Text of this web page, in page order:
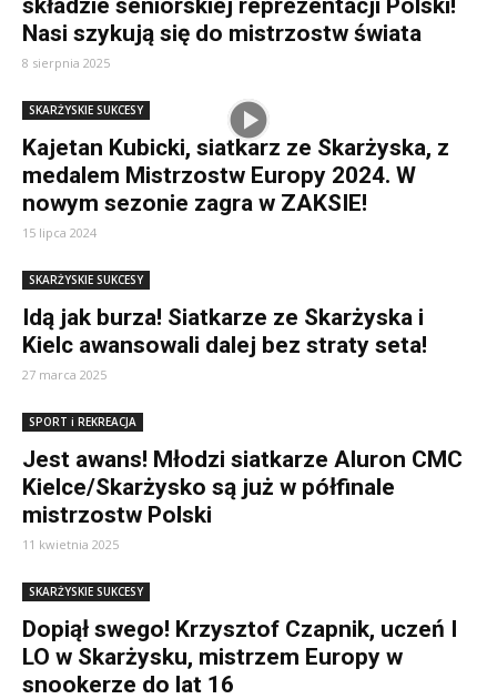
składzie seniorskiej reprezentacji Polski!
Nasi szykują się do mistrzostw świata
8 sierpnia 2025
SKARŻYSKIE SUKCESY
Kajetan Kubicki, siatkarz ze Skarżyska, z
medalem Mistrzostw Europy 2024. W
nowym sezonie zagra w ZAKSIE!
15 lipca 2024
SKARŻYSKIE SUKCESY
Idą jak burza! Siatkarze ze Skarżyska i
Kielc awansowali dalej bez straty seta!
27 marca 2025
SPORT i REKREACJA
Jest awans! Młodzi siatkarze Aluron CMC
Kielce/Skarżysko są już w półfinale
mistrzostw Polski
11 kwietnia 2025
SKARŻYSKIE SUKCESY
Dopiął swego! Krzysztof Czapnik, uczeń I
LO w Skarżysku, mistrzem Europy w
snookerze do lat 16